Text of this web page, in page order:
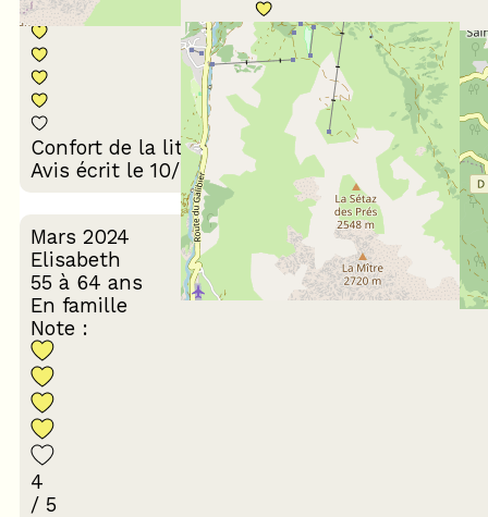
Confort de la literie
Décoration du
logement
Avis écrit le 10/03/2026
Mars 2024
Elisabeth
55 à 64 ans
En famille
Note :
4
/ 5